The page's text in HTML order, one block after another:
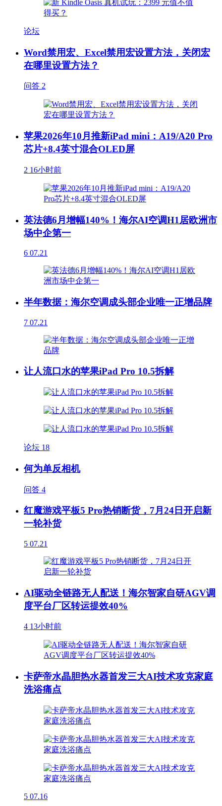
论坛
Word禁用宏、Excel禁用宏设置方法，关闭宏
在哪里设置方法？
问答 2
苹果2026年10月推新iPad mini：A19/A20 Pro
芯片+8.4英寸混合OLED屏
2 16小时前
英法德6月增幅140%！海尔AI空调H1居欧洲市
场中企第一
6 07.21
半年数据：海尔空调成头部企业唯一正增品牌
7 07.21
让人流口水的苹果iPad Pro 10.5拆解
论坛 18
何为单反相机
问答 4
红魔游戏平板5 Pro热销断货，7月24日开启新
一轮补货
5 07.21
AI驱动全链路无人配送！海尔智家自研AGV调
度平台厂区转运提效40%
4 13小时前
卡萨帝水晶胆热水器首发三大AI技术攻克家庭
洗浴痛点
5 07.16